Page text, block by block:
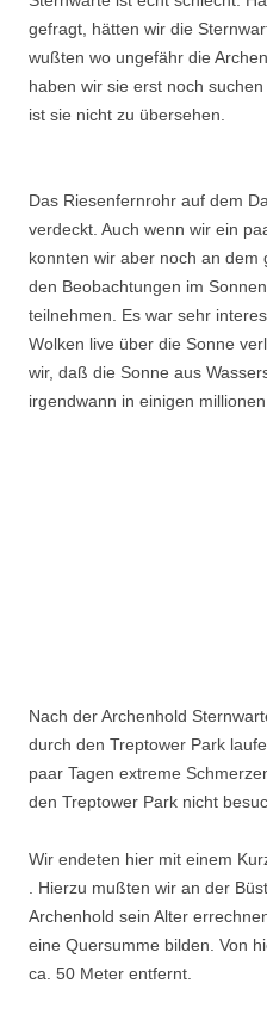
gefragt, hätten wir die
wußten wo ungefähr die
haben wir sie erst noch
ist sie nicht zu übersehen.
Das Riesenfernrohr auf dem
verdeckt. Auch wenn wir ein
konnten wir aber noch an dem
den Beobachtungen im
teilnehmen. Es war sehr
Wolken live über die Sonne
wir, daß die Sonne aus
irgendwann in einigen
Nach der Archenhold
durch den Treptower Park
paar Tagen extreme
den Treptower Park nicht
Wir endeten hier mit einem
. Hierzu mußten wir an der
Archenhold sein Alter
eine Quersumme bilden. Von
ca. 50 Meter entfernt.